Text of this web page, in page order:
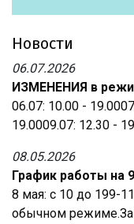
Новости
06.07.2026
ИЗМЕНЕНИЯ в
06.07: 10.00 -
19.0009.07: 12.30 -
08.05.2026
График работы на
8 мая: с 10 до 199-
обычном